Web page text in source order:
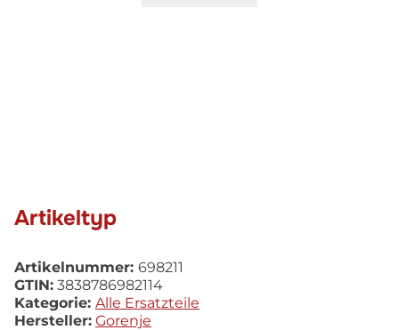
Artikeltyp
Artikelnummer: 698211
GTIN: 3838786982114
Kategorie: Alle Ersatzteile
Hersteller: Gorenje